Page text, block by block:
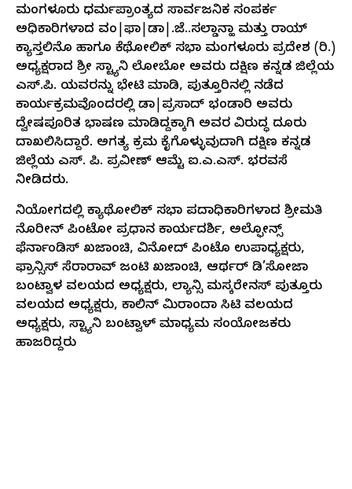
ಮಂಗಳೂರು ಧರ್ಮಪ್ರಾಂತ್ಯದ ಸಾರ್ವಜನಿಕ ಸಂಪರ್ಕ
ಅಧಿಕಾರಿಗಳಾದ ವಂ|ಫಾ|ಡಾ|.ಜೆ.ಬಿ.ಸಲ್ಡಾನ್ಹಾ ಮತ್ತು ರಾಯ್
ಕ್ಯಾಸ್ತಲಿನೊ ಹಾಗೂ ಕೆಥೋಲಿಕ್ ಸಭಾ ಮಂಗಳೂರು ಪ್ರದೇಶ (ರಿ.)
ಅಧ್ಯಕ್ಷರಾದ ಶ್ರೀ ಸ್ಟ್ಯಾನಿ ಲೋಬೋ ಅವರು ದಕ್ಷಿಣ ಕನ್ನಡ ಜಿಲ್ಲೆಯ
ಎಸ್.ಪಿ. ಯವರನ್ನು ಭೇಟಿ ಮಾಡಿ, ಪುತ್ತೂರಿನಲ್ಲಿ ನಡೆದ
ಕಾರ್ಯಕ್ರಮವೊಂದರಲ್ಲಿ ಡಾ|ಪ್ರಸಾದ್ ಭಂಡಾರಿ ಅವರು
ದ್ವೇಷಪೂರಿತ ಭಾಷಣ ಮಾಡಿದ್ದಕ್ಕಾಗಿ ಅವರ ವಿರುದ್ಧ ದೂರು
ದಾಖಲಿಸಿದ್ದಾರೆ. ಅಗತ್ಯ ಕ್ರಮ ಕೈಗೊಳ್ಳುವುದಾಗಿ ದಕ್ಷಿಣ ಕನ್ನಡ
ಜಿಲ್ಲೆಯ ಎಸ್. ಪಿ. ಪ್ರವೀಣ್ ಆಮ್ಟೆ ಐ.ಎ.ಎಸ್. ಭರವಸೆ
ನೀಡಿದರು.
ನಿಯೋಗದಲ್ಲಿ ಕ್ಯಾಥೋಲಿಕ್ ಸಭಾ ಪದಾಧಿಕಾರಿಗಳಾದ ಶ್ರೀಮತಿ
ನೊರೀನ್ ಪಿಂಟೋ ಪ್ರಧಾನ ಕಾರ್ಯದರ್ಶಿ, ಅಲ್ಫೋನ್ಸ್
ಫೆರ್ನಾಂಡಿಸ್ ಖಜಾಂಚಿ, ವಿನೋದ್ ಪಿಂಟೊ ಉಪಾಧ್ಯಕ್ಷರು,
ಫ್ರಾನ್ಸಿಸ್ ಸೆರಾರಾವ್ ಜಂಟಿ ಖಜಾಂಚಿ, ಆರ್ಥರ್ ಡಿ’ಸೋಜಾ
ಬಂಟ್ವಾಳ ವಲಯದ ಅಧ್ಯಕ್ಷರು, ಲ್ಯಾನ್ಸಿ ಮಸ್ಕರೇನಸ್ ಪುತ್ತೂರು
ವಲಯದ ಅಧ್ಯಕ್ಷರು, ಕಾಲಿನ್ ಮಿರಾಂದಾ ಸಿಟಿ ವಲಯದ
ಅಧ್ಯಕ್ಷರು, ಸ್ಟ್ಯಾನಿ ಬಂಟ್ವಾಳ್ ಮಾಧ್ಯಮ ಸಂಯೋಜಕರು
ಹಾಜರಿದ್ದರು